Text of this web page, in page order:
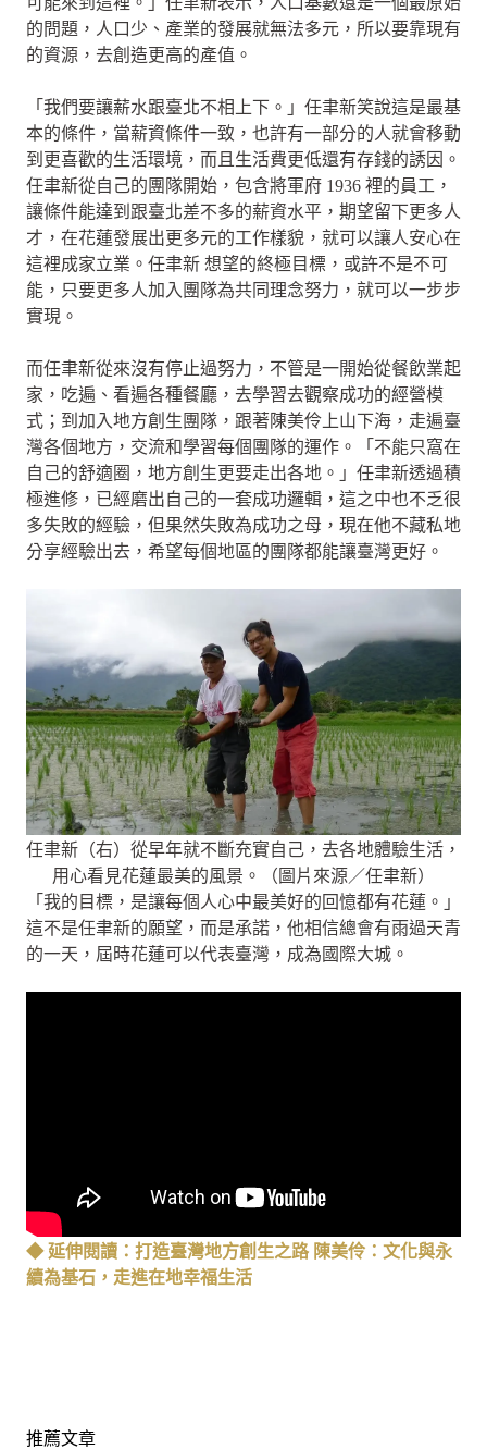
的問題，人口少、產業的發展就無法多元，所以要靠現有
的資源，去創造更高的產值。
「我們要讓薪水跟臺北不相上下。」任聿新笑說這是最基
本的條件，當薪資條件一致，也許有一部分的人就會移動
到更喜歡的生活環境，而且生活費更低還有存錢的誘因。
任聿新從自己的團隊開始，包含將軍府 1936 裡的員工，
讓條件能達到跟臺北差不多的薪資水平，期望留下更多人
才，在花蓮發展出更多元的工作樣貌，就可以讓人安心在
這裡成家立業。任聿新 想望的終極目標，或許不是不可
能，只要更多人加入團隊為共同理念努力，就可以一步步
實現。
而任聿新從來沒有停止過努力，不管是一開始從餐飲業起
家，吃遍、看遍各種餐廳，去學習去觀察成功的經營模
式；到加入地方創生團隊，跟著陳美伶上山下海，走遍臺
灣各個地方，交流和學習每個團隊的運作。「不能只窩在
自己的舒適圈，地方創生更要走出各地。」任聿新透過積
極進修，已經磨出自己的一套成功邏輯，這之中也不乏很
多失敗的經驗，但果然失敗為成功之母，現在他不藏私地
分享經驗出去，希望每個地區的團隊都能讓臺灣更好。
任聿新（右）從早年就不斷充實自己，去各地體驗生活，
用心看見花蓮最美的風景。（圖片來源／任聿新）
「我的目標，是讓每個人心中最美好的回憶都有花蓮。」
這不是任聿新的願望，而是承諾，他相信總會有雨過天青
的一天，屆時花蓮可以代表臺灣，成為國際大城。
◆ 延伸閱讀：打造臺灣地方創生之路 陳美伶：文化與永
續為基石，走進在地幸福生活
推薦文章